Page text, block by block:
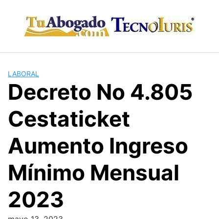
content
LABORAL
Decreto No 4.805
Cestaticket
Aumento Ingreso
Mínimo Mensual
2023